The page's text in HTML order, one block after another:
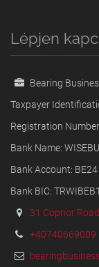
Lépjen
Bearing
Taxpayer
Registration
Bank Name:
Bank Account:
Bank BIC:
31 Copnor
+40740669009